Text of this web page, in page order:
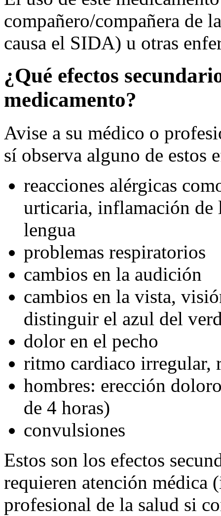
compañero/compañera de
causa el SIDA) u otras
¿Qué efectos
medicamento?
Avise a su médico o
sí observa alguno de estos
reacciones alérgicas
urticaria, inflamación de
lengua
problemas respiratorios
cambios en la audición
cambios en la vista,
distinguir el azul del
dolor en el pecho
ritmo cardiaco irregular,
hombres: erección
de 4 horas)
convulsiones
Estos son los efectos
requieren atención médica
profesional de la salud si